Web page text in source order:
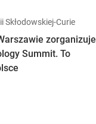
Curie
zorganizuje
Summit. To